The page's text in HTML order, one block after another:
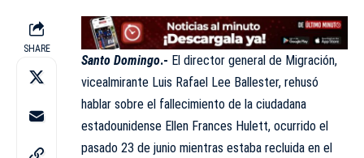
SHARE
Santo Domingo.- El director general de Migración,
vicealmirante Luis Rafael Lee Ballester, rehusó
hablar sobre el fallecimiento de la ciudadana
estadounidense Ellen Frances Hulett, ocurrido el
pasado 23 de junio mientras estaba recluida en el